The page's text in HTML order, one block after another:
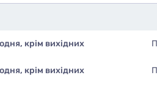
крім вихідних
крім вихідних